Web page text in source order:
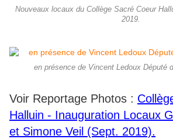
Nouveaux locaux du Collège Sacré Coeur
2019.
en présence de Vincent Ledoux Député
Voir Reportage Photos :
Halluin - Inauguration Locaux
et Simone Veil (Sept. 2019).